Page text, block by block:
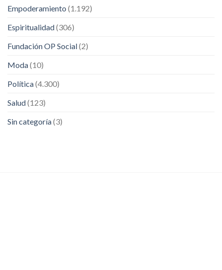
Empoderamiento (1.192)
Espiritualidad(306)
Fundación OP Social(2)
Moda(10)
Política(4.300)
Salud(123)
Sin categoría(3)